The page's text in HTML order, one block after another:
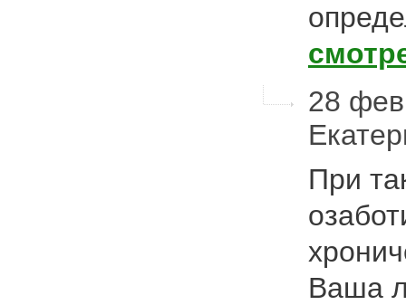
28
При
Ваша